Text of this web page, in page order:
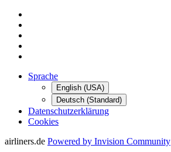
Sprache
English (USA)
Deutsch (Standard)
Datenschutzerklärung
Cookies
airliners.de Powered by Invision Community